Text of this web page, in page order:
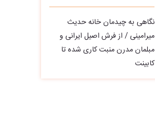
نگاهی به چیدمان خانه حدیث
میرامینی / از فرش اصیل ایرانی و
مبلمان مدرن منبت‌ کاری‌ شده تا
کابینت